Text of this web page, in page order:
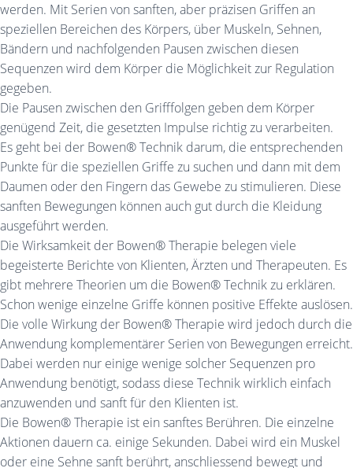
werden. Mit Serien von sanften, aber präzisen Griffen an
speziellen Bereichen des Körpers, über Muskeln, Sehnen,
Bändern und nachfolgenden Pausen zwischen diesen
Sequenzen wird dem Körper die Möglichkeit zur Regulation
gegeben.
Die Pausen zwischen den Grifffolgen geben dem Körper
genügend Zeit, die gesetzten Impulse richtig zu verarbeiten.
Es geht bei der Bowen® Technik darum, die entsprechenden
Punkte für die speziellen Griffe zu suchen und dann mit dem
Daumen oder den Fingern das Gewebe zu stimulieren. Diese
sanften Bewegungen können auch gut durch die Kleidung
ausgeführt werden.
Die Wirksamkeit der Bowen® Therapie belegen viele
begeisterte Berichte von Klienten, Ärzten und Therapeuten. Es
gibt mehrere Theorien um die Bowen® Technik zu erklären.
Schon wenige einzelne Griffe können positive Effekte auslösen.
Die volle Wirkung der Bowen® Therapie wird jedoch durch die
Anwendung komplementärer Serien von Bewegungen erreicht.
Dabei werden nur einige wenige solcher Sequenzen pro
Anwendung benötigt, sodass diese Technik wirklich einfach
anzuwenden und sanft für den Klienten ist.
Die Bowen® Therapie ist ein sanftes Berühren. Die einzelne
Aktionen dauern ca. einige Sekunden. Dabei wird ein Muskel
oder eine Sehne sanft berührt, anschliessend bewegt und